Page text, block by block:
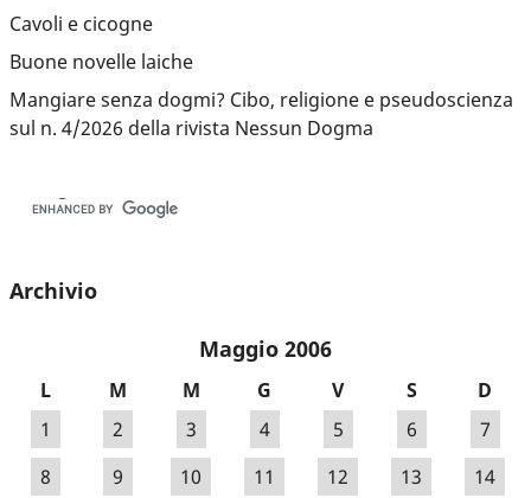
Cavoli e cicogne
Buone novelle laiche
Mangiare senza dogmi? Cibo, religione e pseudoscienza
sul n. 4/2026 della rivista Nessun Dogma
Archivio
Maggio 2006
L M M G V S
D
1
2 3 4 5 6
7
8
9 10 11 12 13
14